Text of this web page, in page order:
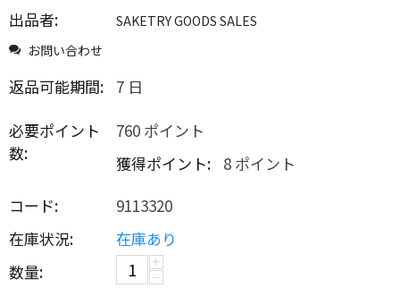
出品者:
SAKETRY GOODS SALES
お問い合わせ
返品可能期間: 7 日
必要ポイント
数:
760 ポイント
獲得ポイント: 8 ポイント
コード:
9113320
在庫状況:
在庫あり
数量:
+
−